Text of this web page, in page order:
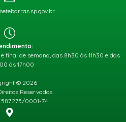
final de semana, das 8h30 às 11h30 e das
às 17h00
© 2026
Reservados
0001-74